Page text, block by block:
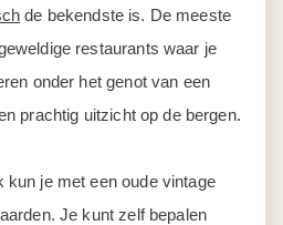
de bekendste is. De meeste
restaurants waar je
onder het genot van een
prachtig uitzicht op de bergen.
kun je met een oude vintage
Je kunt zelf bepalen